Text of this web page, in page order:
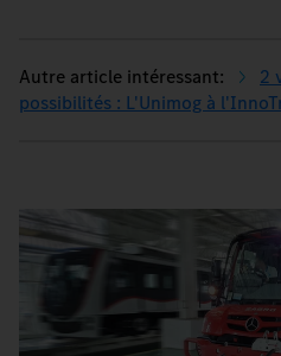
2
possibilités : L'Unimog à